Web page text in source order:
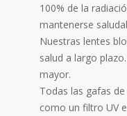
100% de la
mantenerse
Nuestras lentes
salud a largo
mayor.
Todas las gafas
como un filtro UV